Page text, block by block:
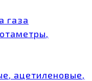
газа
ацетиленовые,